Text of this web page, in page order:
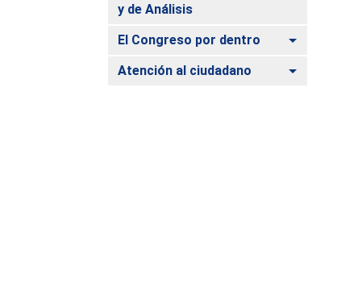
y de Análisis
El Congreso por dentro Alternar
Atención al ciudadano Alternar